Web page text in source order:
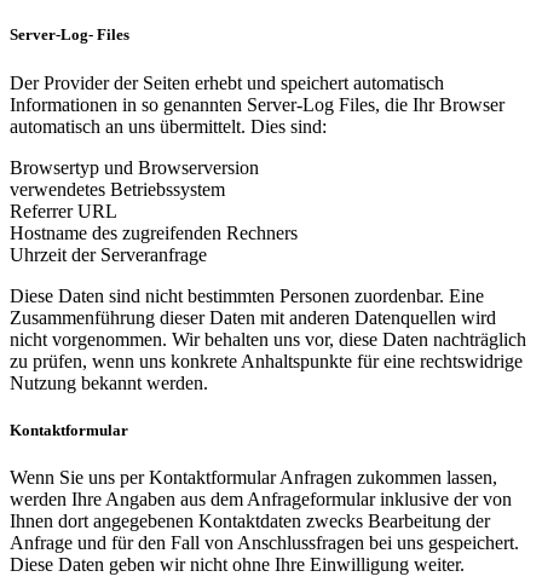
Server-Log- Files
Der Provider der Seiten erhebt und speichert automatisch
Informationen in so genannten Server-Log Files, die Ihr Browser
automatisch an uns übermittelt. Dies sind:
Browsertyp und Browserversion
verwendetes Betriebssystem
Referrer URL
Hostname des zugreifenden Rechners
Uhrzeit der Serveranfrage
Diese Daten sind nicht bestimmten Personen zuordenbar. Eine
Zusammenführung dieser Daten mit anderen Datenquellen wird
nicht vorgenommen. Wir behalten uns vor, diese Daten nachträglich
zu prüfen, wenn uns konkrete Anhaltspunkte für eine rechtswidrige
Nutzung bekannt werden.
Kontaktformular
Wenn Sie uns per Kontaktformular Anfragen zukommen lassen,
werden Ihre Angaben aus dem Anfrageformular inklusive der von
Ihnen dort angegebenen Kontaktdaten zwecks Bearbeitung der
Anfrage und für den Fall von Anschlussfragen bei uns gespeichert.
Diese Daten geben wir nicht ohne Ihre Einwilligung weiter.